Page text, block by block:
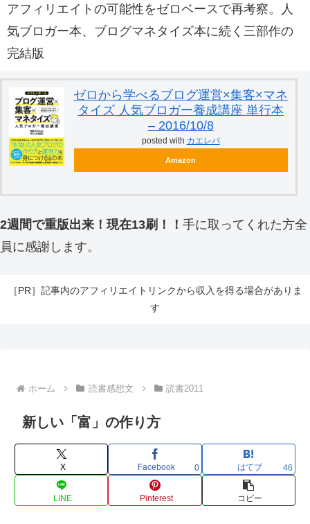
アフィリエイトの可能性をゼロベースで再考察。人
気ブロガー本、ブログマネタイズ本に続く三部作の
完結版
ゼロから学べるブログ運営×集客×マネ
タイズ 人気ブロガー養成講座 単行本
– 2016/10/8
posted with カエレバ
Amazon
2週間で重版出来！現在13刷！！ 手に取ってくれた方全
員に感謝します。
［PR］記事内のアフィリエイトリンクから収入を得る場合がありま
す
ホーム 読書感想文 読書2011
新しい「富」の作り方
X Facebook 0 はてブ 46
LINE Pinterest コピー